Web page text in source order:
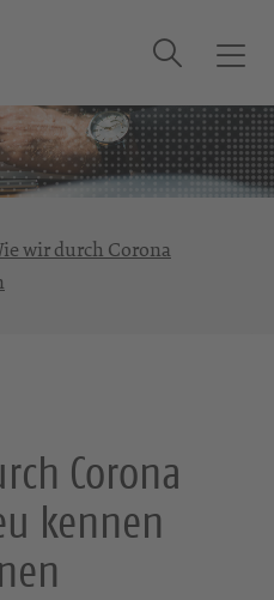
T
g
g
l
Suche
wir durch Corona
Corona
kennen